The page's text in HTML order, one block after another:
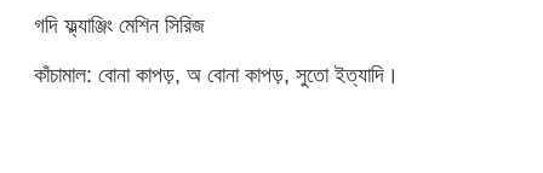
গদি ফ্ল্যাঞ্জিং মেশিন সিরিজ
কাঁচামাল: বোনা কাপড়, অ বোনা কাপড়, সুতো ইত্যাদি।